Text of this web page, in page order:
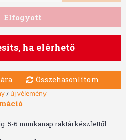
Elfogyott
ha elérhető
Összehasonlítom
/ új vélemény
5-6 munkanap raktárkészlettől